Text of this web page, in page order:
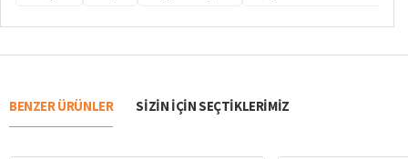
BENZER ÜRÜNLER SIZIN IÇIN SEÇTIKLERIMIZ